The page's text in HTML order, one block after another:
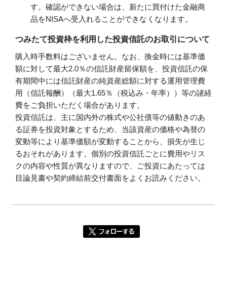
す。確認ができない場合は、新たに買付けた金融商
品をNISAへ受入れることができなくなります。
つみたて投資枠を利用した投資信託のお取引について
購入時手数料はございません。なお、換金時には基準価
額に対して最大2.0％の信託財産留保額を、投資信託の保
有期間中には信託財産の純資産総額に対する運用管理費
用（信託報酬）（最大1.65％（税込み・年率））等の諸経
費をご負担いただく場合があります。
投資信託は、主に国内外の株式や公社債等の値動きのあ
る証券を投資対象とするため、当該資産の価格や為替の
変動等により基準価額が変動することから、損失が生じ
るおそれがあります。個別の投資信託ごとに費用やリス
クの内容や性質が異なりますので、ご投資にあたっては
目論見書や契約締結前交付書面をよくお読みください。